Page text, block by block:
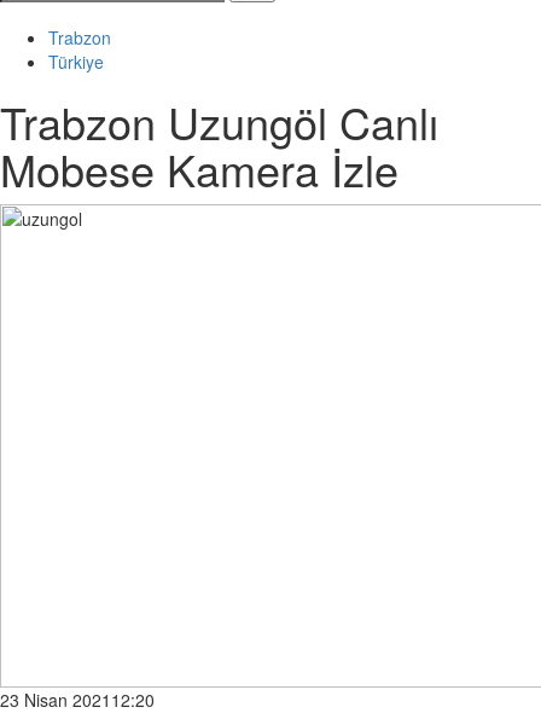
Trabzon
Türkiye
Trabzon Uzungöl Canlı
Mobese Kamera İzle
23 Nisan 202112:20